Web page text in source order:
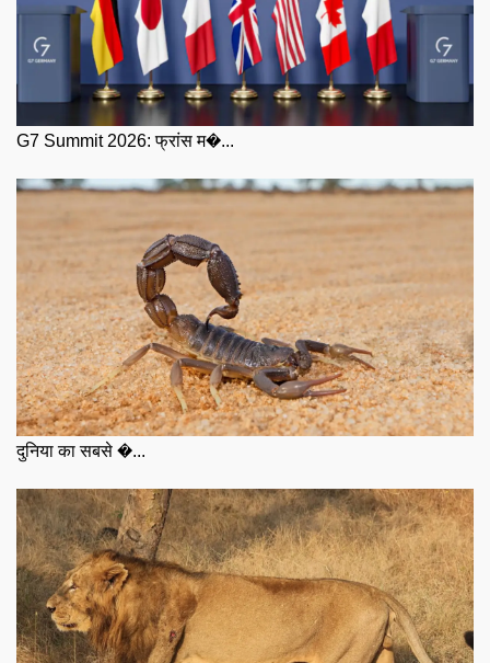
G7 Summit 2026: फ्रांस म�...
दुनिया का सबसे �...